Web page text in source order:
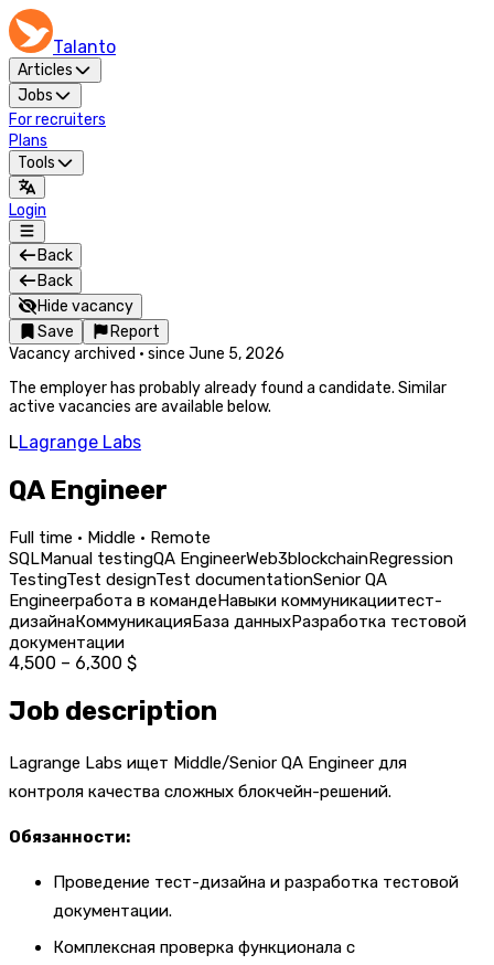
Talanto
Articles
Jobs
For recruiters
Plans
Tools
Login
Back
Back
Hide vacancy
Save
Report
Vacancy archived · since June 5, 2026
The employer has probably already found a candidate. Similar
active vacancies are available below.
LLagrange Labs
QA Engineer
Full time · Middle · Remote
SQLManual testingQA EngineerWeb3blockchainRegression
TestingTest designTest documentationSenior QA
Engineerработа в командеНавыки коммуникациитест-
дизайнаКоммуникацияБаза данныхРазработка тестовой
документации
4,500 – 6,300 $
Job description
Lagrange Labs ищет Middle/Senior QA Engineer для
контроля качества сложных блокчейн-решений.
Обязанности:
Проведение тест-дизайна и разработка тестовой
документации.
Комплексная проверка функционала с